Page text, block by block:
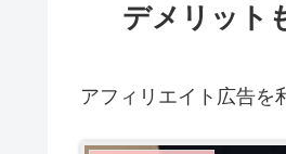
デメリット
アフィリエイト広告を